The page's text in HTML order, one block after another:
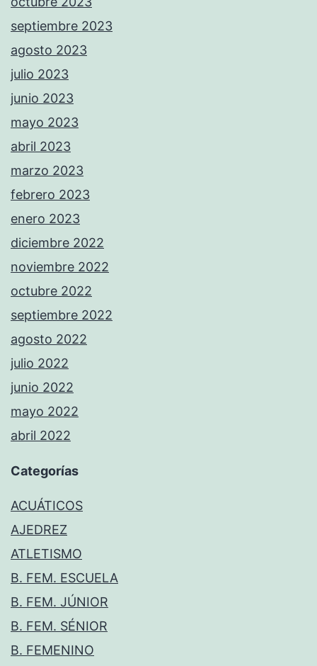
septiembre 2023
agosto 2023
julio 2023
junio 2023
mayo 2023
abril 2023
marzo 2023
febrero 2023
enero 2023
diciembre 2022
noviembre 2022
octubre 2022
septiembre 2022
agosto 2022
julio 2022
junio 2022
mayo 2022
abril 2022
Categorías
ACUÁTICOS
AJEDREZ
ATLETISMO
B. FEM. ESCUELA
B. FEM. JÚNIOR
B. FEM. SÉNIOR
B. FEMENINO